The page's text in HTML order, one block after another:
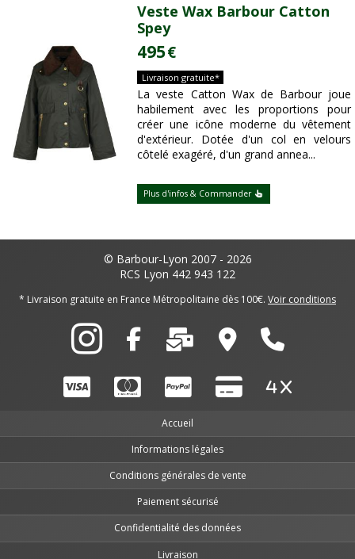
Veste Wax Barbour Catton
Spey
495€
Livraison gratuite*
La veste Catton Wax de Barbour joue
habilement avec les proportions pour
créer une icône moderne du vêtement
d'extérieur. Dotée d'un col en velours
côtelé exagéré, d'un grand annea...
Plus d'infos & Commander
© Barbour-Lyon 2007 - 2026
RCS Lyon 442 943 122
* Livraison gratuite en France Métropolitaine dès 100€. Voir conditions
Accueil
Informations légales
Conditions générales de vente
Paiement sécurisé
Confidentialité des données
Livraison